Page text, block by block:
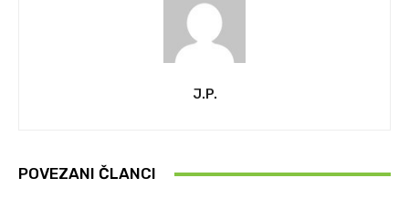
J.P.
POVEZANI ČLANCI